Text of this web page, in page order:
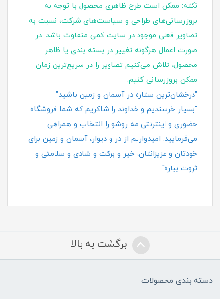
نکته: ممکن است طرح ظاهری محصول با توجه به
بروزرسانی‌های طراحی و سیاست‌های شرکت، نسبت به
تصاویر فعلی موجود در سایت کمی متفاوت باشد. در
صورت اعمال هرگونه تغییر در بسته‌ بندی یا ظاهر
محصول، تلاش می‌کنیم تصاویر را در سریع‌ترین زمان
ممکن بروزرسانی کنیم.
"درخشان‌ترین ستاره در آسمان و زمین باشید"
"بسیار خرسندیم و خداوند را شاکریم که شما فروشگاه
حضوری و اینترنتی مه روشو را انتخاب و همراهی
می‌فرمایید. امیدواریم از در و دیوار، آسمان و زمین برای
خودتان و عزیزانتان، خیر و برکت و شادی و سلامتی و
ثروت بباره"
برگشت به بالا
دسته بندی محصولات